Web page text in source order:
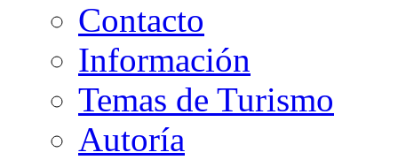
Contacto
Información
Temas de Turismo
Autoría